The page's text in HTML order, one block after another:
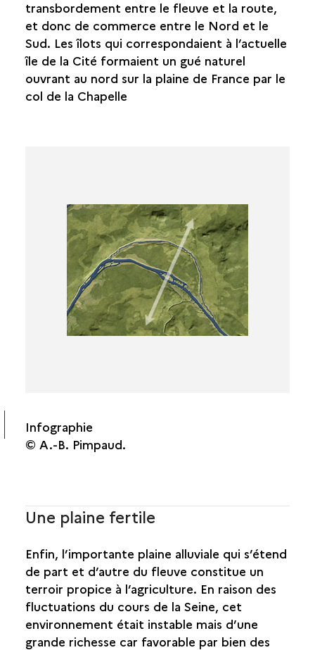
transbordement entre le fleuve et la route,
et donc de commerce entre le Nord et le
Sud. Les îlots qui correspondaient à l’actuelle
île de la Cité formaient un gué naturel
ouvrant au nord sur la plaine de France par le
col de la Chapelle
Infographie
© A.-B. Pimpaud.
Une plaine fertile
Enfin, l’importante plaine alluviale qui s’étend
de part et d’autre du fleuve constitue un
terroir propice à l’agriculture. En raison des
fluctuations du cours de la Seine, cet
environnement était instable mais d’une
grande richesse car favorable par bien des